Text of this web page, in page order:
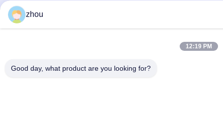
zhou
12:19 PM
Good day, what product are you looking for?